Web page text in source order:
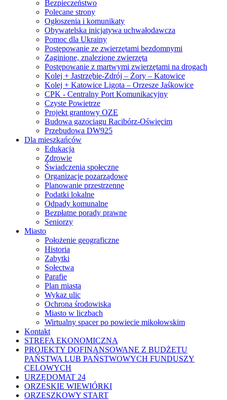
Bezpieczeństwo
Polecane strony
Ogłoszenia i komunikaty
Obywatelska inicjatywa uchwałodawcza
Pomoc dla Ukrainy
Postępowanie ze zwierzętami bezdomnymi
Zaginione, znalezione zwierzęta
Postępowanie z martwymi zwierzętami na drogach
Kolej + Jastrzębie-Zdrój – Żory – Katowice
Kolej + Katowice Ligota – Orzesze Jaśkowice
CPK - Centralny Port Komunikacyjny
Czyste Powietrze
Projekt grantowy OZE
Budowa gazociągu Racibórz-Oświęcim
Przebudowa DW925
Dla mieszkańców
Edukacja
Zdrowie
Świadczenia społeczne
Organizacje pozarządowe
Planowanie przestrzenne
Podatki lokalne
Odpady komunalne
Bezpłatne porady prawne
Seniorzy
Miasto
Położenie geograficzne
Historia
Zabytki
Sołectwa
Parafie
Plan miasta
Wykaz ulic
Ochrona środowiska
Miasto w liczbach
Wirtualny spacer po powiecie mikołowskim
Kontakt
STREFA EKONOMICZNA
PROJEKTY DOFINANSOWANE Z BUDŻETU
PAŃSTWA LUB PAŃSTWOWYCH FUNDUSZY
CELOWYCH
URZĘDOMAT 24
ORZESKIE WIEWIÓRKI
ORZESZKOWY START